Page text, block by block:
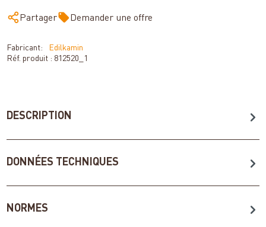
Partager Demander une offre
Fabricant:
Edilkamin
Réf. produit : 812520_1
DESCRIPTION
DONNÉES TECHNIQUES
NORMES